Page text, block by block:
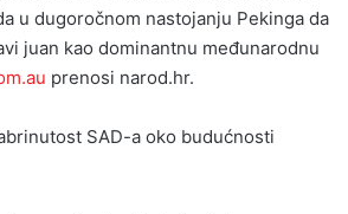
u dugoročnom nastojanju Pekinga da
juan kao dominantnu međunarodnu
prenosi narod.hr.
SAD-a oko budućnosti